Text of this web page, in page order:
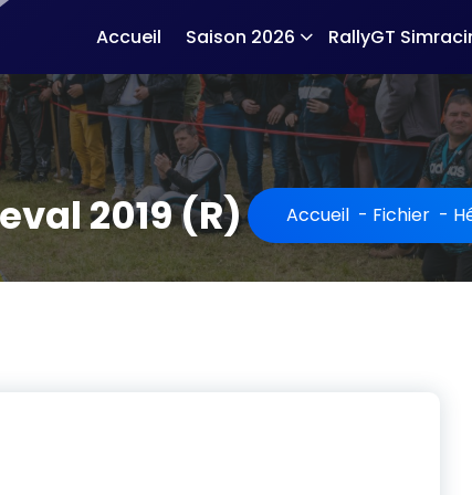
Accueil Saison 2026 RallyGT
2019 (R) Accueil - Fichier -